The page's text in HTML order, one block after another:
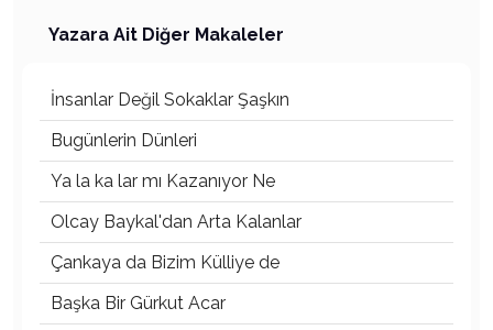
Yazara Ait Diğer Makaleler
İnsanlar Değil Sokaklar Şaşkın
Bugünlerin Dünleri
Ya la ka lar mı Kazanıyor Ne
Olcay Baykal'dan Arta Kalanlar
Çankaya da Bizim Külliye de
Başka Bir Gürkut Acar